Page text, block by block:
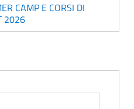
CAMP E CORSI DI
2026